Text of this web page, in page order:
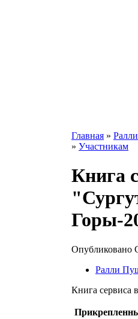
Главная »
» Участникам
Книга
Горы-
Опубликовано
Ралли
Книга сервиса